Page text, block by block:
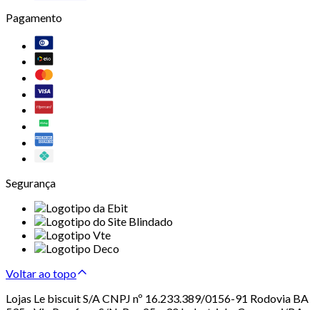
Pagamento
Segurança
Voltar ao topo
Lojas Le biscuit S/A CNPJ nº 16.233.389/0156-91 Rodovia BA